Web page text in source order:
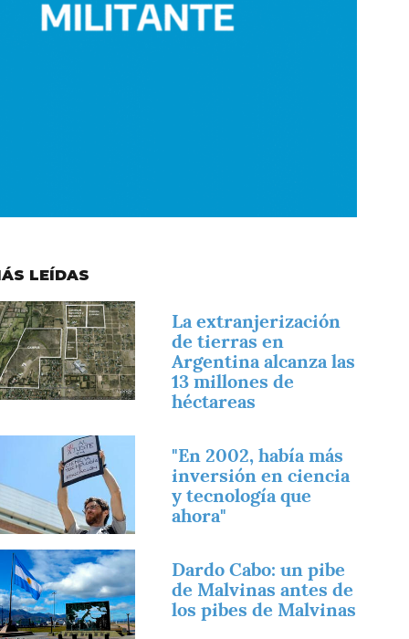
LEÍDAS
La extranjerización
de tierras en
Argentina alcanza las
13 millones de
héctareas
"En 2002, había más
inversión en ciencia
y tecnología que
ahora"
Dardo Cabo: un pibe
de Malvinas antes de
los pibes de Malvinas